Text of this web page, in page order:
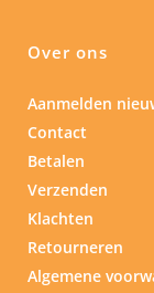
Over ons
Aanmelden
Contact
Betalen
Verzenden
Klachten
Retourneren
Algemene